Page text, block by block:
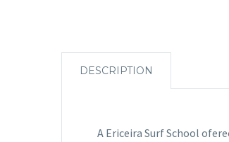
DESCRIPTION
A Ericeira Surf School